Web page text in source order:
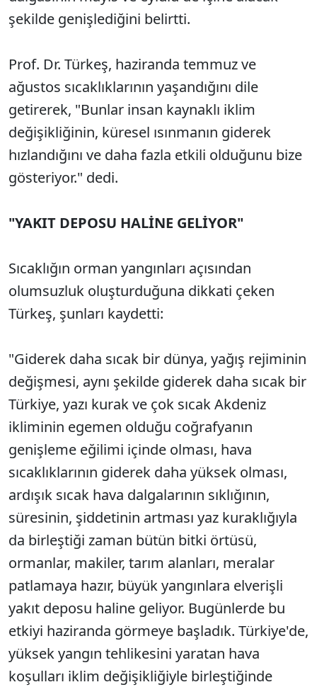
şekilde genişlediğini belirtti.
Prof. Dr. Türkeş, haziranda temmuz ve
ağustos sıcaklıklarının yaşandığını dile
getirerek, "Bunlar insan kaynaklı iklim
değişikliğinin, küresel ısınmanın giderek
hızlandığını ve daha fazla etkili olduğunu bize
gösteriyor." dedi.
"YAKIT DEPOSU HALİNE GELİYOR"
Sıcaklığın orman yangınları açısından
olumsuzluk oluşturduğuna dikkati çeken
Türkeş, şunları kaydetti:
"Giderek daha sıcak bir dünya, yağış rejiminin
değişmesi, aynı şekilde giderek daha sıcak bir
Türkiye, yazı kurak ve çok sıcak Akdeniz
ikliminin egemen olduğu coğrafyanın
genişleme eğilimi içinde olması, hava
sıcaklıklarının giderek daha yüksek olması,
ardışık sıcak hava dalgalarının sıklığının,
süresinin, şiddetinin artması yaz kuraklığıyla
da birleştiği zaman bütün bitki örtüsü,
ormanlar, makiler, tarım alanları, meralar
patlamaya hazır, büyük yangınlara elverişli
yakıt deposu haline geliyor. Bugünlerde bu
etkiyi haziranda görmeye başladık. Türkiye'de,
yüksek yangın tehlikesini yaratan hava
koşulları iklim değişikliğiyle birleştiğinde